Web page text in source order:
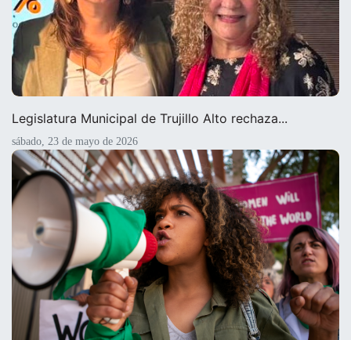
Legislatura Municipal de Trujillo Alto rechaza...
sábado, 23 de mayo de 2026